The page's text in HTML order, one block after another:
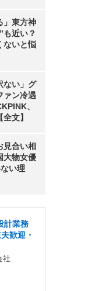
」東方神
も近い？
ないと悩
ない」グ
ァン冷遇
、
文】
見合い相
物女優
い理
計業務
歓迎・
社